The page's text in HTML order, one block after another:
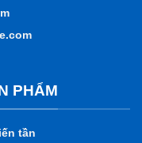
PHẨM
tần